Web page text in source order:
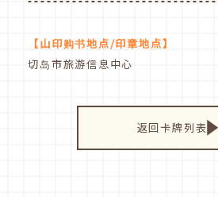
【山印购书地点/印章地点】
切岛市旅游信息中心
返回卡牌列表